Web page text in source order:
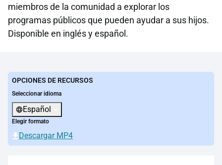
miembros de la comunidad a explorar los
programas públicos que pueden ayudar a sus hijos.
Disponible en inglés y español.
OPCIONES DE RECURSOS
Seleccionar idioma
Español
Elegir formato
Descargar MP4